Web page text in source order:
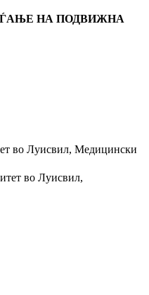
НА ПОДВИЖНА
во Луисвил, Медицински
во Луисвил,